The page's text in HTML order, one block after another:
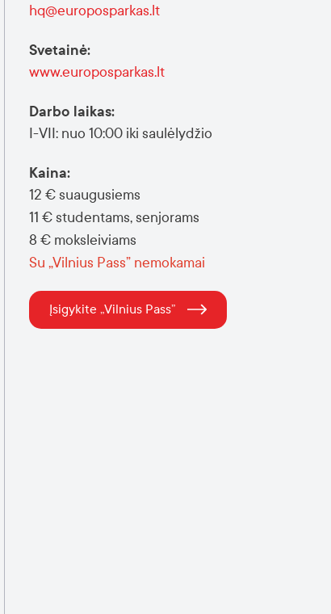
hq@europosparkas.lt
Svetainė:
www.europosparkas.lt
Darbo laikas:
I-VII: nuo 10:00 iki saulėlydžio
Kaina:
12 € suaugusiems
11 € studentams, senjorams
8 € moksleiviams
Su „Vilnius Pass” nemokamai
Įsigykite „Vilnius Pass”